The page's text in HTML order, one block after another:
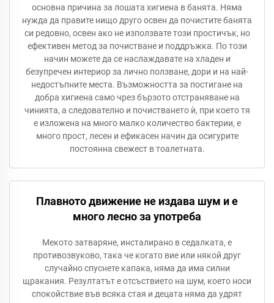
основна причина за лошата хигиена в банята. Няма
нужда да правите нищо друго освен да почистите банята
си редовно, освен ако не използвате този простичък, но
ефективен метод за почистване и поддръжка. По този
начин можете да се наслаждавате на хладен и
безупречен интериор за лично ползване, дори и на най-
недостъпните места. Възможността за постигане на
добра хигиена само чрез бързото отстраняване на
чинията, а следователно и почистването ѝ, при което тя
е изложена на много малко количество бактерии, е
много прост, лесен и ефикасен начин да осигурите
постоянна свежест в тоалетната.
Плавното движение не издава шум и е
много лесно за употреба
Мекото затваряне, инсталирано в седалката, е
противозвуково, така че когато вие или някой друг
случайно спуснете капака, няма да има силни
щракания. Резултатът е отсъствието на шум, което носи
спокойствие във всяка стая и децата няма да удрят